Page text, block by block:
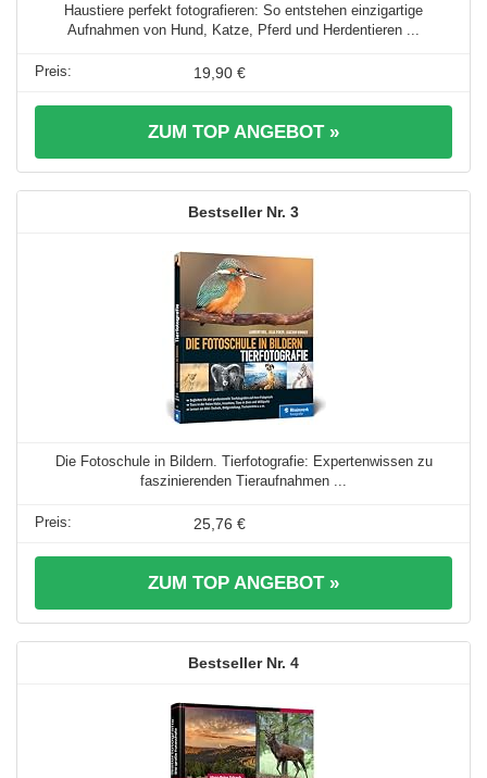
Haustiere perfekt fotografieren: So entstehen einzigartige
Aufnahmen von Hund, Katze, Pferd und Herdentieren ...
19,90 €
ZUM TOP ANGEBOT »
3
Die Fotoschule in Bildern. Tierfotografie: Expertenwissen zu
faszinierenden Tieraufnahmen ...
25,76 €
ZUM TOP ANGEBOT »
4